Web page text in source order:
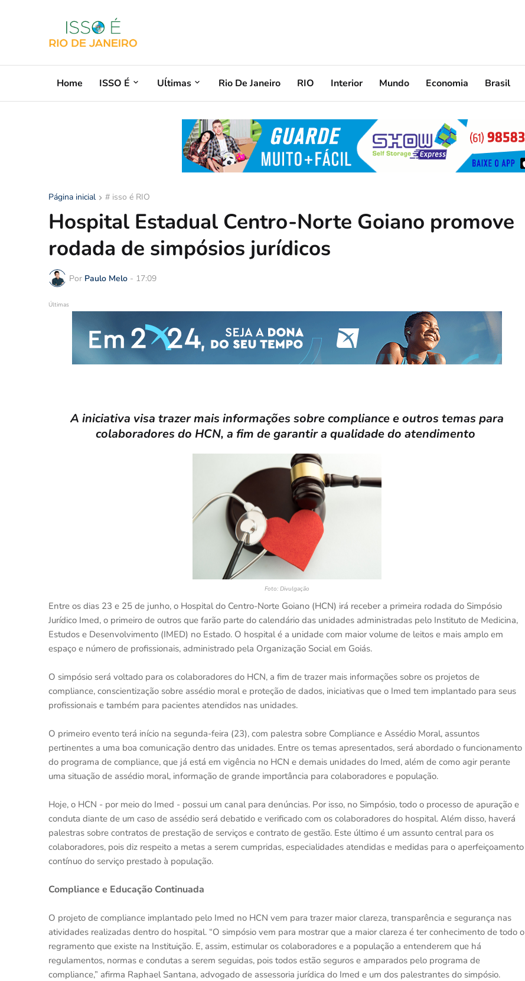
Home ISSO É Uĺtimas Rio De Janeiro RIO Interior Mundo Economia Brasil
Página inicial # isso é RIO
Hospital Estadual Centro-Norte Goiano promove
rodada de simpósios jurídicos
Por Paulo Melo - 17:09
Últimas
A iniciativa visa trazer mais informações sobre compliance e outros temas para
colaboradores do HCN, a fim de garantir a qualidade do atendimento
Foto: Divulgação
Entre os dias 23 e 25 de junho, o Hospital do Centro-Norte Goiano (HCN) irá receber a primeira rodada do Simpósio
Jurídico Imed, o primeiro de outros que farão parte do calendário das unidades administradas pelo Instituto de Medicina,
Estudos e Desenvolvimento (IMED) no Estado. O hospital é a unidade com maior volume de leitos e mais amplo em
espaço e número de profissionais, administrado pela Organização Social em Goiás.
O simpósio será voltado para os colaboradores do HCN, a fim de trazer mais informações sobre os projetos de
compliance, conscientização sobre assédio moral e proteção de dados, iniciativas que o Imed tem implantado para seus
profissionais e também para pacientes atendidos nas unidades.
O primeiro evento terá início na segunda-feira (23), com palestra sobre Compliance e Assédio Moral, assuntos
pertinentes a uma boa comunicação dentro das unidades. Entre os temas apresentados, será abordado o funcionamento
do programa de compliance, que já está em vigência no HCN e demais unidades do Imed, além de como agir perante
uma situação de assédio moral, informação de grande importância para colaboradores e população.
Hoje, o HCN - por meio do Imed - possui um canal para denúncias. Por isso, no Simpósio, todo o processo de apuração e
conduta diante de um caso de assédio será debatido e verificado com os colaboradores do hospital. Além disso, haverá
palestras sobre contratos de prestação de serviços e contrato de gestão. Este último é um assunto central para os
colaboradores, pois diz respeito a metas a serem cumpridas, especialidades atendidas e medidas para o aperfeiçoamento
contínuo do serviço prestado à população.
Compliance e Educação Continuada
O projeto de compliance implantado pelo Imed no HCN vem para trazer maior clareza, transparência e segurança nas
atividades realizadas dentro do hospital. “O simpósio vem para mostrar que a maior clareza é ter conhecimento de todo o
regramento que existe na Instituição. E, assim, estimular os colaboradores e a população a entenderem que há
regulamentos, normas e condutas a serem seguidas, pois todos estão seguros e amparados pelo programa de
compliance,” afirma Raphael Santana, advogado de assessoria jurídica do Imed e um dos palestrantes do simpósio.